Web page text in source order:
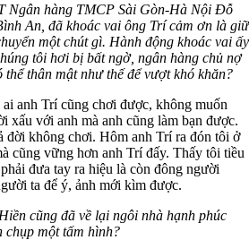
Ngân hàng TMCP Sài Gòn-Hà Nội Đỗ
An, đã khoác vai ông Trí cảm ơn là giữ
một chút gì. Hành động khoác vai ấy
tôi hơi bị bất ngờ, ngân hàng chủ nợ
thân mật như thế để vượt khó khăn?
anh Trí cũng chơi được, không muốn
xấu với anh mà anh cũng làm bạn được.
đời không chơi. Hôm anh Trí ra đón tôi ở
cũng vững hơn anh Trí đấy. Thấy tôi tiều
đưa tay ra hiệu là còn đông người
ta để ý, ảnh mới kìm được.
cũng đã về lại ngôi nhà hạnh phúc
chụp một tấm hình?